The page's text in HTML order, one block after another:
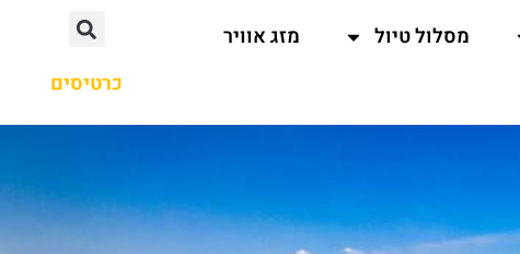
מסלול טיול
מזג אוויר
כרטיסים